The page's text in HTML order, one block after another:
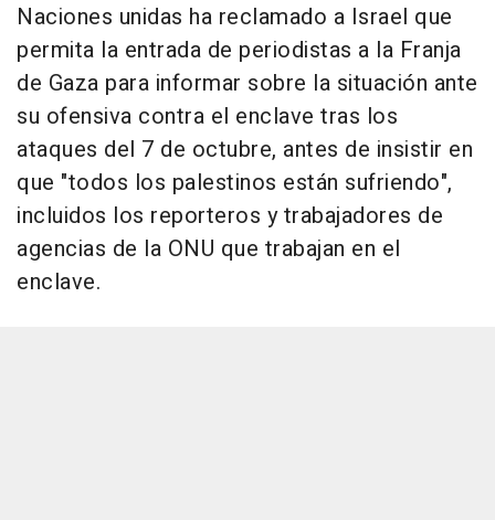
Naciones unidas ha reclamado a Israel que
permita la entrada de periodistas a la Franja
de Gaza para informar sobre la situación ante
su ofensiva contra el enclave tras los
ataques del 7 de octubre, antes de insistir en
que "todos los palestinos están sufriendo",
incluidos los reporteros y trabajadores de
agencias de la ONU que trabajan en el
enclave.